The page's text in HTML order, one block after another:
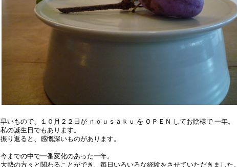
早いもので、１０月２２日が ｎｏｕｓａｋｕ を ＯＰＥＮ してお陰様で 一年。
私の誕生日でもあります。
振り返ると、感慨深いものがあります。
今までの中で一番変化のあった一年。
大勢の方々と関わることができ、毎日いろいろな経験をさせていただきました。